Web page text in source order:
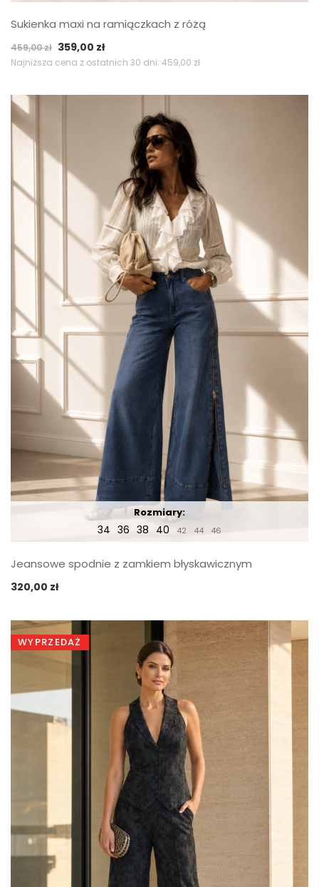
Sukienka maxi na ramiączkach z różą
459,00zł Pierwotna
cena
459,00 zł.
359,00 złAktualna
cena
359,00 zł.
Najniższa cena z ostatnich 30 dni: 459,00 zł
Rozmiary:
34 36 38 40 42 44 46
Jeansowe spodnie z zamkiem błyskawicznym
320,00 zł
WYPRZEDAŻ